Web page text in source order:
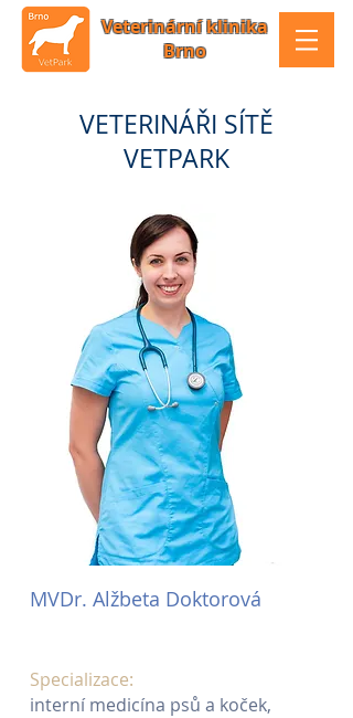
Veterinární klinika
Brno
VETERINÁŘI SÍTĚ
VETPARK
MVDr. Alžbeta Doktorová
Specializace:
interní medicína psů a koček,